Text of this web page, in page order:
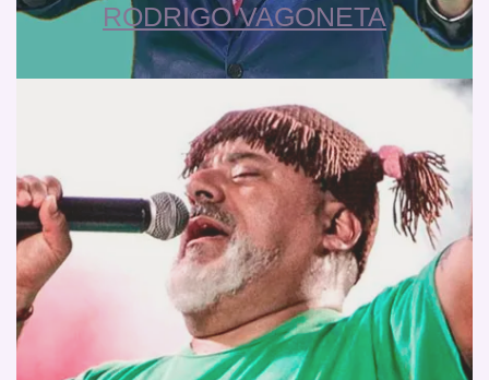
RODRIGO VAGONETA